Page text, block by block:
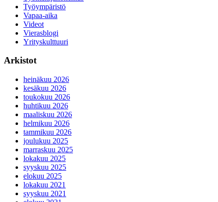
Työympäristö
Vapaa-aika
Videot
Vierasblogi
Yrityskulttuuri
Arkistot
heinäkuu 2026
kesäkuu 2026
toukokuu 2026
huhtikuu 2026
maaliskuu 2026
helmikuu 2026
tammikuu 2026
joulukuu 2025
marraskuu 2025
lokakuu 2025
syyskuu 2025
elokuu 2025
lokakuu 2021
syyskuu 2021